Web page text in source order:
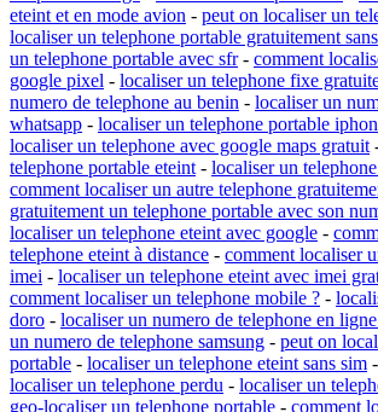
eteint et en mode avion - peut on localiser un
localiser un telephone portable gratuitement
un telephone portable avec sfr- comment
google pixel - localiser un telephone fixe
numero de telephone au benin - localiser un
whatsapp - localiser un telephone portable
localiser un telephone avec google maps gratuit
telephone portable eteint - localiser un
comment localiser un autre telephone
gratuitement un telephone portable avec son
localiser un telephone eteint avec google -
telephone eteint à distance - comment localiser
imei - localiser un telephone eteint avec imei
comment localiser un telephone mobile ? -
doro - localiser un numero de telephone en
un numero de telephone samsung - peut on
portable - localiser un telephone eteint sans sim -
localiser un telephone perdu - localiser un
geo-localiser un telephone portable - comment